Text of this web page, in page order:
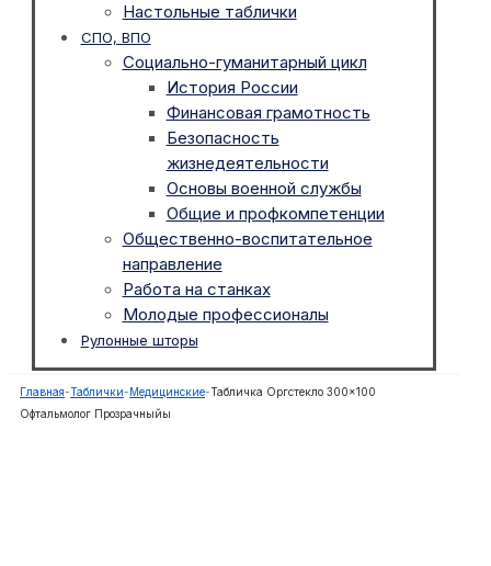
Настольные таблички
СПО, ВПО
Социально-гуманитарный цикл
История России
Финансовая грамотность
Безопасность
жизнедеятельности
Основы военной службы
Общие и профкомпетенции
Общественно-воспитательное
направление
Работа на станках
Молодые профессионалы
Рулонные шторы
Главная-Таблички- Медицинские-Табличка Оргстекло 300×100
Офтальмолог Прозрачныйы